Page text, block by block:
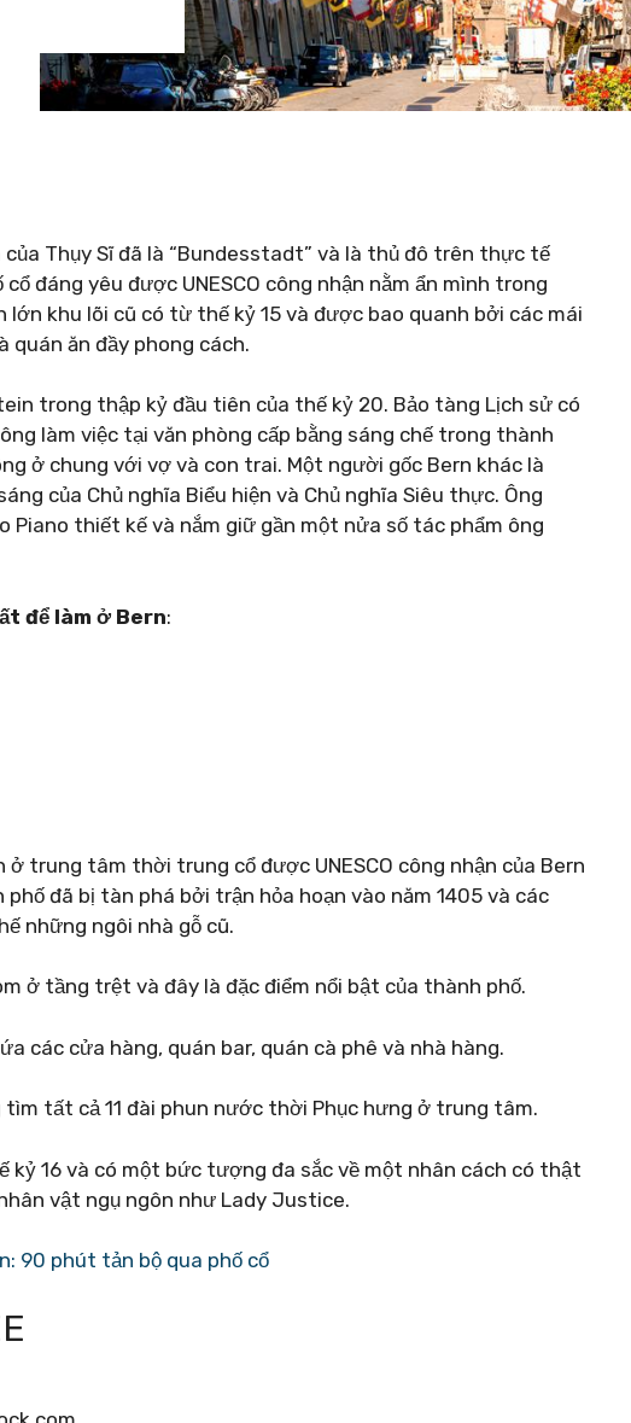
Thụy Sĩ đã là “Bundesstadt” và là thủ đô trên thực tế
đáng yêu được UNESCO công nhận nằm ẩn mình trong
lớn khu lõi cũ có từ thế kỷ 15 và được bao quanh bởi các mái
quán ăn đầy phong cách.
trong thập kỷ đầu tiên của thế kỷ 20. Bảo tàng Lịch sử có
làm việc tại văn phòng cấp bằng sáng chế trong thành
ở chung với vợ và con trai. Một người gốc Bern khác là
của Chủ nghĩa Biểu hiện và Chủ nghĩa Siêu thực. Ông
Piano thiết kế và nắm giữ gần một nửa số tác phẩm ông
để làm ở Bern:
trung tâm thời trung cổ được UNESCO công nhận của Bern
đã bị tàn phá bởi trận hỏa hoạn vào năm 1405 và các
những ngôi nhà gỗ cũ.
ở tầng trệt và đây là đặc điểm nổi bật của thành phố.
các cửa hàng, quán bar, quán cà phê và nhà hàng.
tất cả 11 đài phun nước thời Phục hưng ở trung tâm.
kỷ 16 và có một bức tượng đa sắc về một nhân cách có thật
vật ngụ ngôn như Lady Justice.
90 phút tản bộ qua phố cổ